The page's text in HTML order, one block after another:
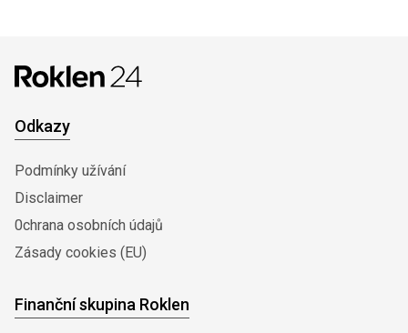
Odkazy
Podmínky užívání
Disclaimer
0chrana osobních údajů
Zásady cookies (EU)
Finanční skupina Roklen